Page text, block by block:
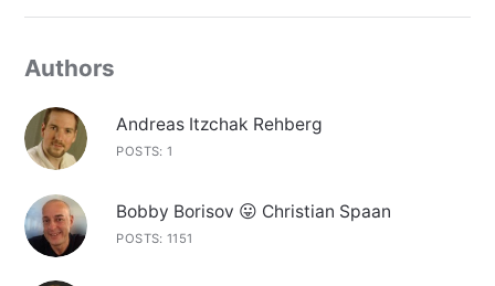
Authors
Andreas Itzchak Rehberg
POSTS: 1
Bobby Borisov 😛 Christian Spaan
POSTS: 1151